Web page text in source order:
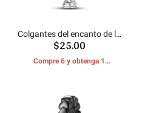
Colgantes del encanto de la
Virgen
$25.00
Compre 6 y obtenga 1